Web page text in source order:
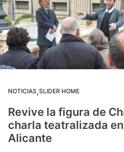
NOTICIAS,SLIDER HOME
Revive la figura de
charla teatralizada
Alicante